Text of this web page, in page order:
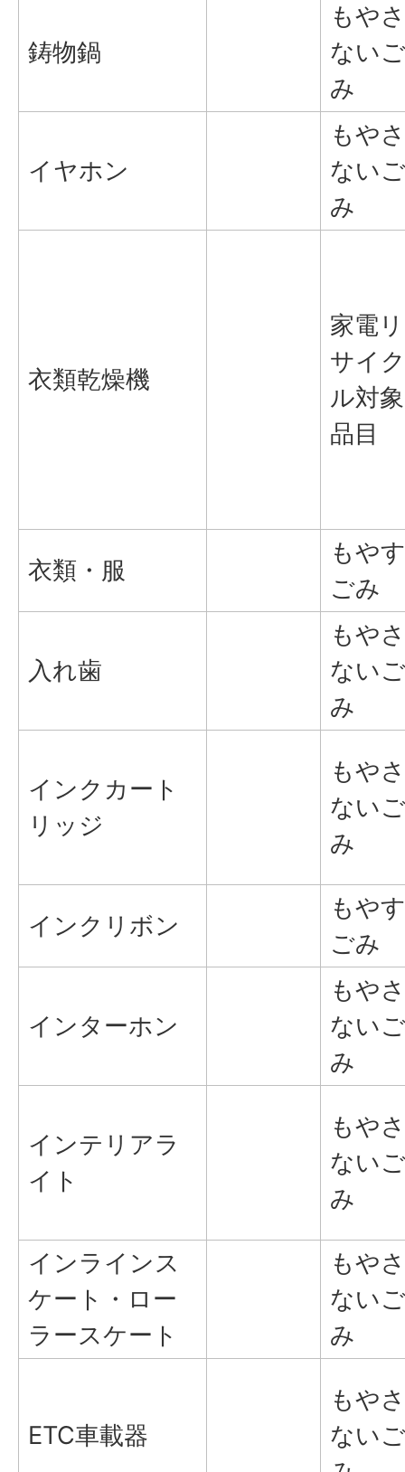
鋳物鍋
もやさ
ないご
み
イヤホン
もやさ
ないご
み
衣類乾燥機
家電リ
サイク
ル対象
品目
衣類・服
もやす
ごみ
入れ歯
もやさ
ないご
み
インクカート
リッジ
もやさ
ないご
み
インクリボン
もやす
ごみ
インターホン
もやさ
ないご
み
インテリアラ
イト
もやさ
ないご
み
インラインス
ケート・ロー
ラースケート
もやさ
ないご
み
ETC車載器
もやさ
ないご